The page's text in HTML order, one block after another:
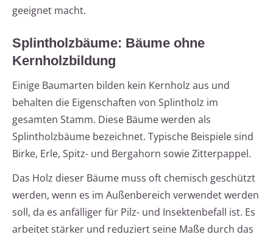
geeignet macht.
Splintholzbäume: Bäume ohne
Kernholzbildung
Einige Baumarten bilden kein Kernholz aus und
behalten die Eigenschaften von Splintholz im
gesamten Stamm. Diese Bäume werden als
Splintholzbäume bezeichnet. Typische Beispiele sind
Birke, Erle, Spitz- und Bergahorn sowie Zitterpappel.
Das Holz dieser Bäume muss oft chemisch geschützt
werden, wenn es im Außenbereich verwendet werden
soll, da es anfälliger für Pilz- und Insektenbefall ist. Es
arbeitet stärker und reduziert seine Maße durch das